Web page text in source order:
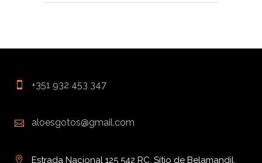
+351 932 453 347
aloesgotos@gmail.com
Estrada Nacional 125 542 RC, Sítio de Belamandil,